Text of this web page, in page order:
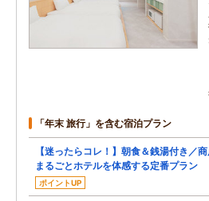
「年末 旅行」を含む宿泊プラン
【迷ったらコレ！】朝食＆銭湯付き／
まるごとホテルを体感する定番プラン
ポイントUP